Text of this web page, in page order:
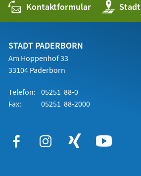
Kontaktformular (Öffnet
in
einem
STADT PADERBORN
Am Hoppenhof 33
33104 Paderborn
Telefon: 05251 88-0
Fax:
05251 88-2000